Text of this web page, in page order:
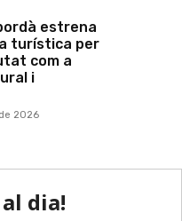
estrena
turística per
com a
i
2026